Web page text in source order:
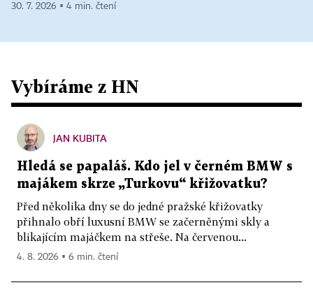
30. 7. 2026 ▪ 4 min. čtení
Vybíráme z HN
JAN KUBITA
Hledá se papaláš. Kdo jel v černém BMW s
majákem skrze „Turkovu“ křižovatku?
Před několika dny se do jedné pražské křižovatky
přihnalo obří luxusní BMW se začerněnými skly a
blikajícím majáčkem na střeše. Na červenou...
4. 8. 2026 ▪ 6 min. čtení